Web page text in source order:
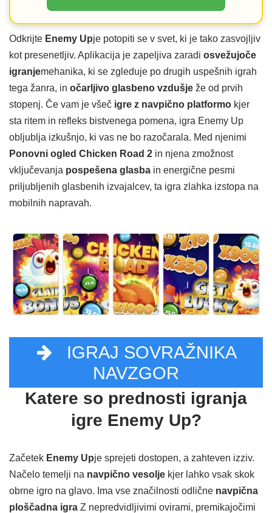
Odkrijte Enemy Upje potopiti se v svet, ki je tako zasvojljiv
kot presenetljiv. Aplikacija je zapeljiva zaradi osvežujoče
igranjemehanika, ki se zgleduje po drugih uspešnih igrah
tega žanra, in očarljivo glasbeno vzdušje že od prvih
stopenj. Če vam je všeč igre z navpično platformo kjer
sta ritem in refleks bistvenega pomena, igra Enemy Up
obljublja izkušnjo, ki vas ne bo razočarala. Med njenimi
Ponovni ogled Chicken Road 2 in njena zmožnost
vključevanja pospešena glasba in energične pesmi
priljubljenih glasbenih izvajalcev, ta igra zlahka izstopa na
mobilnih napravah.
IGRAJ SOVRAŽNIKA
NAVZGOR
Katere so prednosti igranja
igre Enemy Up?
Začetek Enemy Upje sprejeti dostopen, a zahteven izziv.
Načelo temelji na navpično vesolje kjer lahko vsak skok
obrne igro na glavo. Ima vse značilnosti odlične navpična
ploščadna igra Z nepredvidljivimi ovirami, premikajočimi